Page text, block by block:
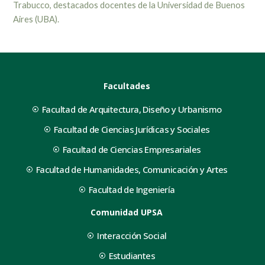
Trabucco, destacados docentes de la Universidad de Buenos
Aires (UBA).
Facultades
Facultad de Arquitectura, Diseño y Urbanismo
Facultad de Ciencias Jurídicas y Sociales
Facultad de Ciencias Empresariales
Facultad de Humanidades, Comunicación y Artes
Facultad de Ingeniería
Comunidad UPSA
Interacción Social
Estudiantes